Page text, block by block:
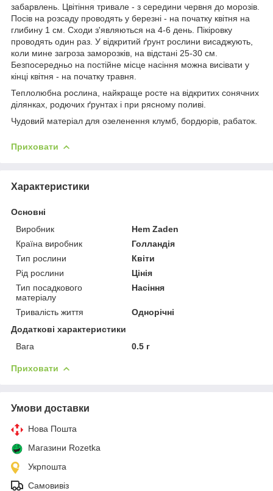
забарвлень. Цвітіння тривале - з середини червня до морозів.
Посів на розсаду проводять у березні - на початку квітня на
глибину 1 см. Сходи з'являються на 4-6 день. Пікіровку
проводять один раз. У відкритий ґрунт рослини висаджують,
коли мине загроза заморозків, на відстані 25-30 см.
Безпосередньо на постійне місце насіння можна висівати у
кінці квітня - на початку травня.
Теплолюбна рослина, найкраще росте на відкритих сонячних
ділянках, родючих ґрунтах і при рясному поливі.
Чудовий матеріал для озеленення клумб, бордюрів, рабаток.
Приховати
Характеристики
Основні
Виробник
Hem Zaden
Країна виробник
Голландія
Тип рослини
Квіти
Рід рослини
Цінія
Тип посадкового
матеріалу
Насіння
Тривалість життя
Однорічні
Додаткові характеристики
Вага
0.5 г
Приховати
Умови доставки
Нова Пошта
Магазини Rozetka
Укрпошта
Самовивіз